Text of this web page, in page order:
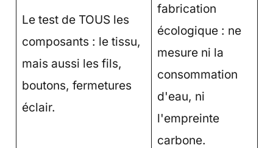
Le test de TOUS les
composants : le tissu,
mais aussi les fils,
boutons, fermetures
éclair.
fabrication
écologique : ne
mesure ni la
consommation
d'eau, ni
l'empreinte
carbone.